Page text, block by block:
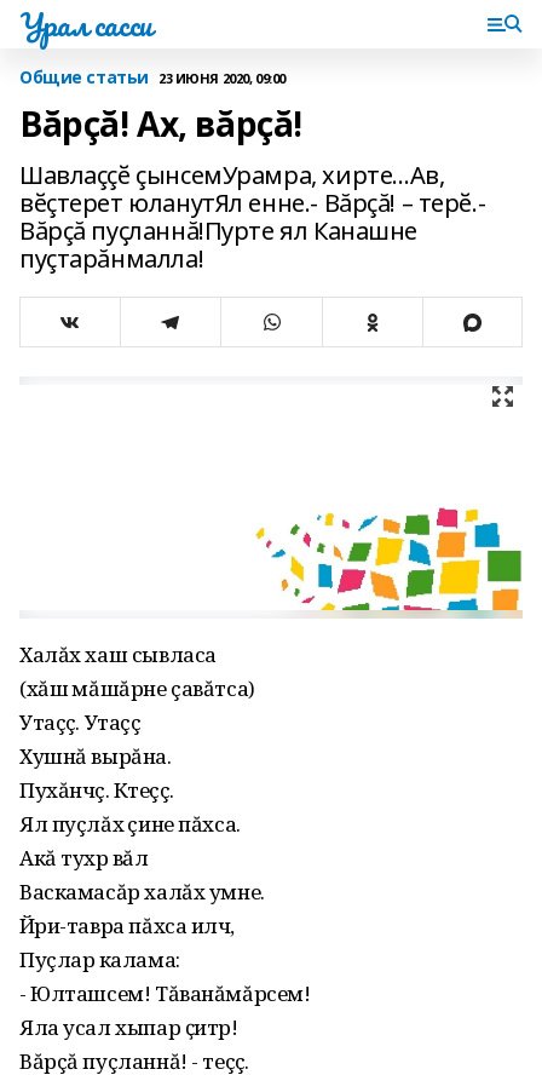
Урал сасси
Общие статьи 23 ИЮНЯ 2020, 09:00
Вăрçă! Ах, вăрçă!
Шавлаççӗ çынсемУрамра, хирте…Ав,
вӗçтерет юланутЯл енне.- Вăрçă! – терӗ.-
Вăрçă пуҫланнă!Пурте ял Канашне
пуçтарăнмалла!
Халăх хаш сывласа
(хăшӗ мăшăрне çавăтса)
Утаççӗ. Утаççӗ
Хушнă вырăна.
Пухăнчӗç. Кӗтеççӗ.
Ял пуçлăхӗ çине пăхса.
Акă тухрӗ вăл
Васкамасăр халăх умне.
Йӗри-тавра пăхса илчӗ,
Пуçларӗ калама:
- Юлташсем! Тăванăмăрсем!
Яла усал хыпар ҫитрӗ!
Вăрçă пуçланнă! - теççӗ.